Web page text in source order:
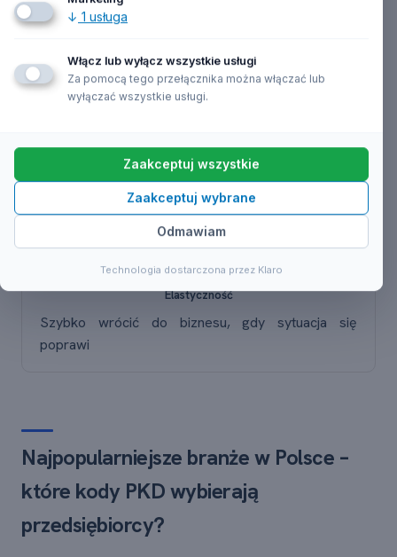
która pozwala:
Zachowanie historii
Zachować numer NIP i historię firmy
Oszczędności
Uniknąć opłat ZUS i podatków
Elastyczność
Szybko wrócić do biznesu, gdy sytuacja się
poprawi
Najpopularniejsze branże w Polsce –
które kody PKD wybierają
przedsiębiorcy?
↓ 1 usługa
Włącz lub wyłącz wszystkie usługi
Za pomocą tego przełącznika można włączać lub
wyłączać wszystkie usługi.
Odmawiam
Zaakceptuj wybrane
Zaakceptuj wszystkie
Technologia dostarczona przez Klaro